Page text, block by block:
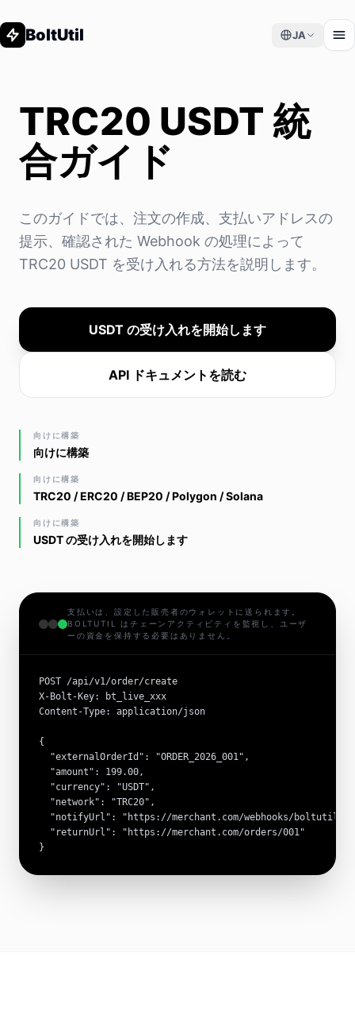
BoltUtil JA
TRC20 USDT 統
合ガイド
このガイドでは、注文の作成、支払いアドレスの
提示、確認された Webhook の処理によって
TRC20 USDT を受け入れる方法を説明します。
USDT の受け入れを開始します
API ドキュメントを読む
向けに構築
向けに構築
向けに構築
TRC20 / ERC20 / BEP20 / Polygon / Solana
向けに構築
USDT の受け入れを開始します
支払いは、設定した販売者のウォレットに送られます。
BOLTUTIL はチェーンアクティビティを監視し、ユーザ
ーの資金を保持する必要はありません。
POST /api/v1/order/create
X-Bolt-Key: bt_live_xxx
Content-Type: application/json
{
  "externalOrderId": "ORDER_2026_001",
  "amount": 199.00,
  "currency": "USDT",
  "network": "TRC20",
  "notifyUrl": "https://merchant.com/webhooks/boltutil",
  "returnUrl": "https://merchant.com/orders/001"
}